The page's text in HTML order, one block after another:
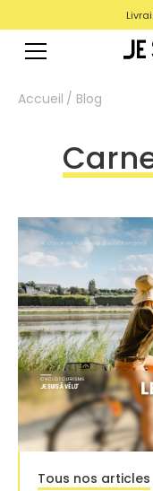
Accueil Blog
Tous nos articles